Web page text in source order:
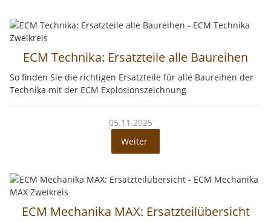
ECM Technika: Ersatzteile alle Baureihen
So finden Sie die richtigen Ersatzteile für alle Baureihen der
Technika mit der ECM Explosionszeichnung
05.11.2025
Weiter
ECM Mechanika MAX: Ersatzteilübersicht